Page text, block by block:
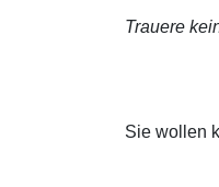
Trauere
Sie wollen